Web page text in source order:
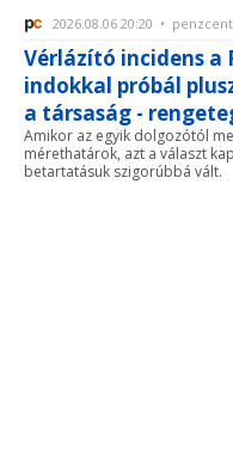
2026.08.06 20:20 •
Vérlázító incidens a
indokkal próbál
a társaság -
Amikor az egyik dolgozótól
mérethatárok, azt a választ
betartatásuk szigorúbbá vált.